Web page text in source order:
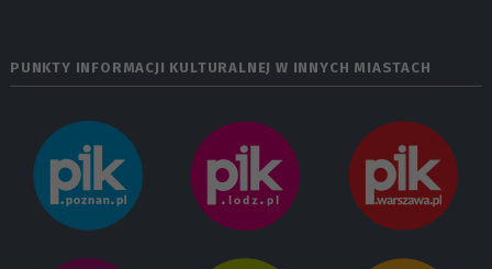
PUNKTY INFORMACJI KULTURALNEJ W INNYCH MIASTACH